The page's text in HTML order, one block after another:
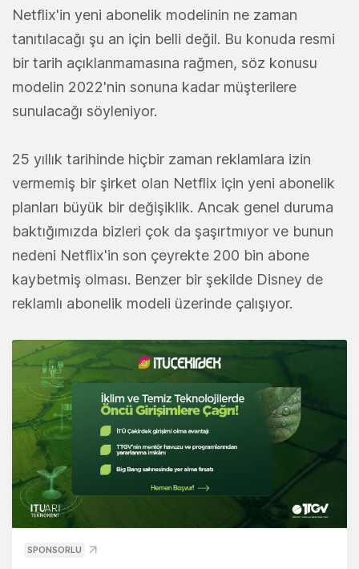
Netflix'in yeni abonelik modelinin ne zaman
tanıtılacağı şu an için belli değil. Bu konuda resmi
bir tarih açıklanmamasına rağmen, söz konusu
modelin 2022'nin sonuna kadar müşterilere
sunulacağı söyleniyor.
25 yıllık tarihinde hiçbir zaman reklamlara izin
vermemiş bir şirket olan Netflix için yeni abonelik
planları büyük bir değişiklik. Ancak genel duruma
baktığımızda bizleri çok da şaşırtmıyor ve bunun
nedeni Netflix'in son çeyrekte 200 bin abone
kaybetmiş olması. Benzer bir şekilde Disney de
reklamlı abonelik modeli üzerinde çalışıyor.
SPONSORLU